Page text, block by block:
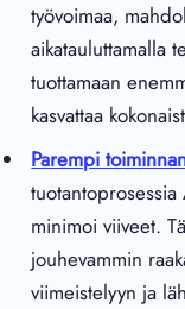
työvoimaa,
aikatauluttamalla
tuottamaan
kasvattaa
Parempi
tuotantoprosessia
minimoi viiveet.
jouhevammin
viimeistelyyn ja